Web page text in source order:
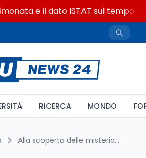
e il dato ISTAT sul tempo
RICERCA MONDO
Alla scoperta delle misteriose stalagmiti di ghiaccio nella grotta di Rio Martino ai piedi del Monviso